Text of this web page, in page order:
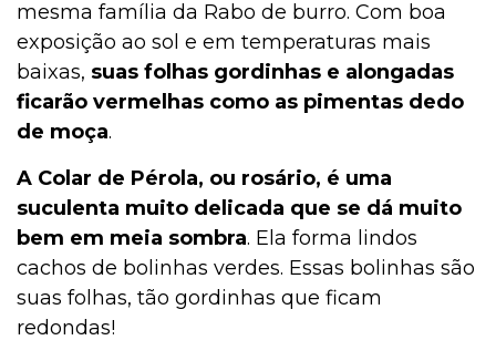
mesma família da Rabo de burro. Com boa
exposição ao sol e em temperaturas mais
baixas, suas folhas gordinhas e alongadas
ficarão vermelhas como as pimentas dedo
de moça.
A Colar de Pérola, ou rosário, é uma
suculenta muito delicada que se dá muito
bem em meia sombra. Ela forma lindos
cachos de bolinhas verdes. Essas bolinhas são
suas folhas, tão gordinhas que ficam
redondas!